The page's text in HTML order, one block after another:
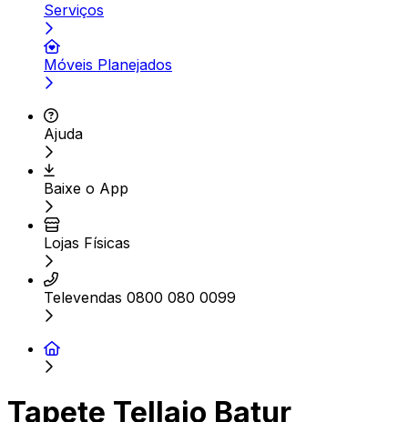
Serviços
Móveis Planejados
Ajuda
Baixe o App
Lojas Físicas
Televendas 0800 080 0099
Tapete Tellaio Batur